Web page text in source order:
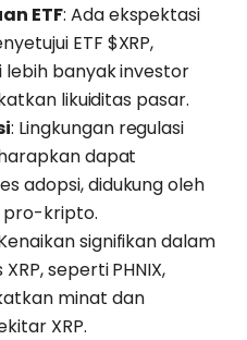
ETF: Ada ekspektasi
ETF $XRP,
banyak investor
likuiditas pasar.
: Lingkungan regulasi
dapat
adopsi, didukung oleh
pro-kripto.
signifikan dalam
seperti PHNIX,
minat dan
XRP.